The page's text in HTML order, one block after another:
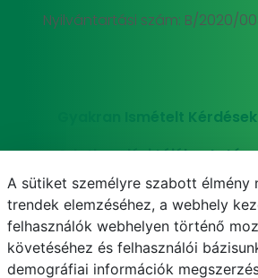
Nyilvántartási szám: B/2020/
Gyakran Ismételt Kérdések
Adatkezelési tájékoztató
Süti (cookie) tájékoztató
E-mail Telefonkönyv
A sütiket személyre szabott élmény
trendek elemzéséhez, a webhely
felhasználók webhelyen történő
követéséhez és felhasználói
demográfiai információk